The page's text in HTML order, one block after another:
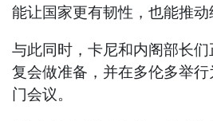
能让国家更有韧性，也能推动
与此同时，卡尼和内阁部长
复会做准备，并在多伦多举
门会议。